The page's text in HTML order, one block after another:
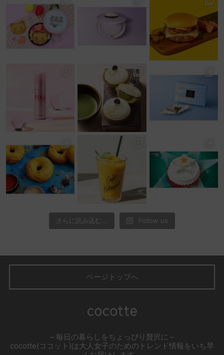
さらに読み込む... Follow us
ページトップへ
～毎日の暮らしをちょっぴり贅沢に～
cocotte(ココット)は大人女子のためのトレンド情報をいち早